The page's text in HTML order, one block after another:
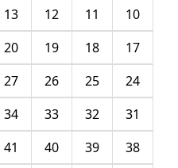
10
11
12
13
17
18
19
20
24
25
26
27
31
32
33
34
38
39
40
41